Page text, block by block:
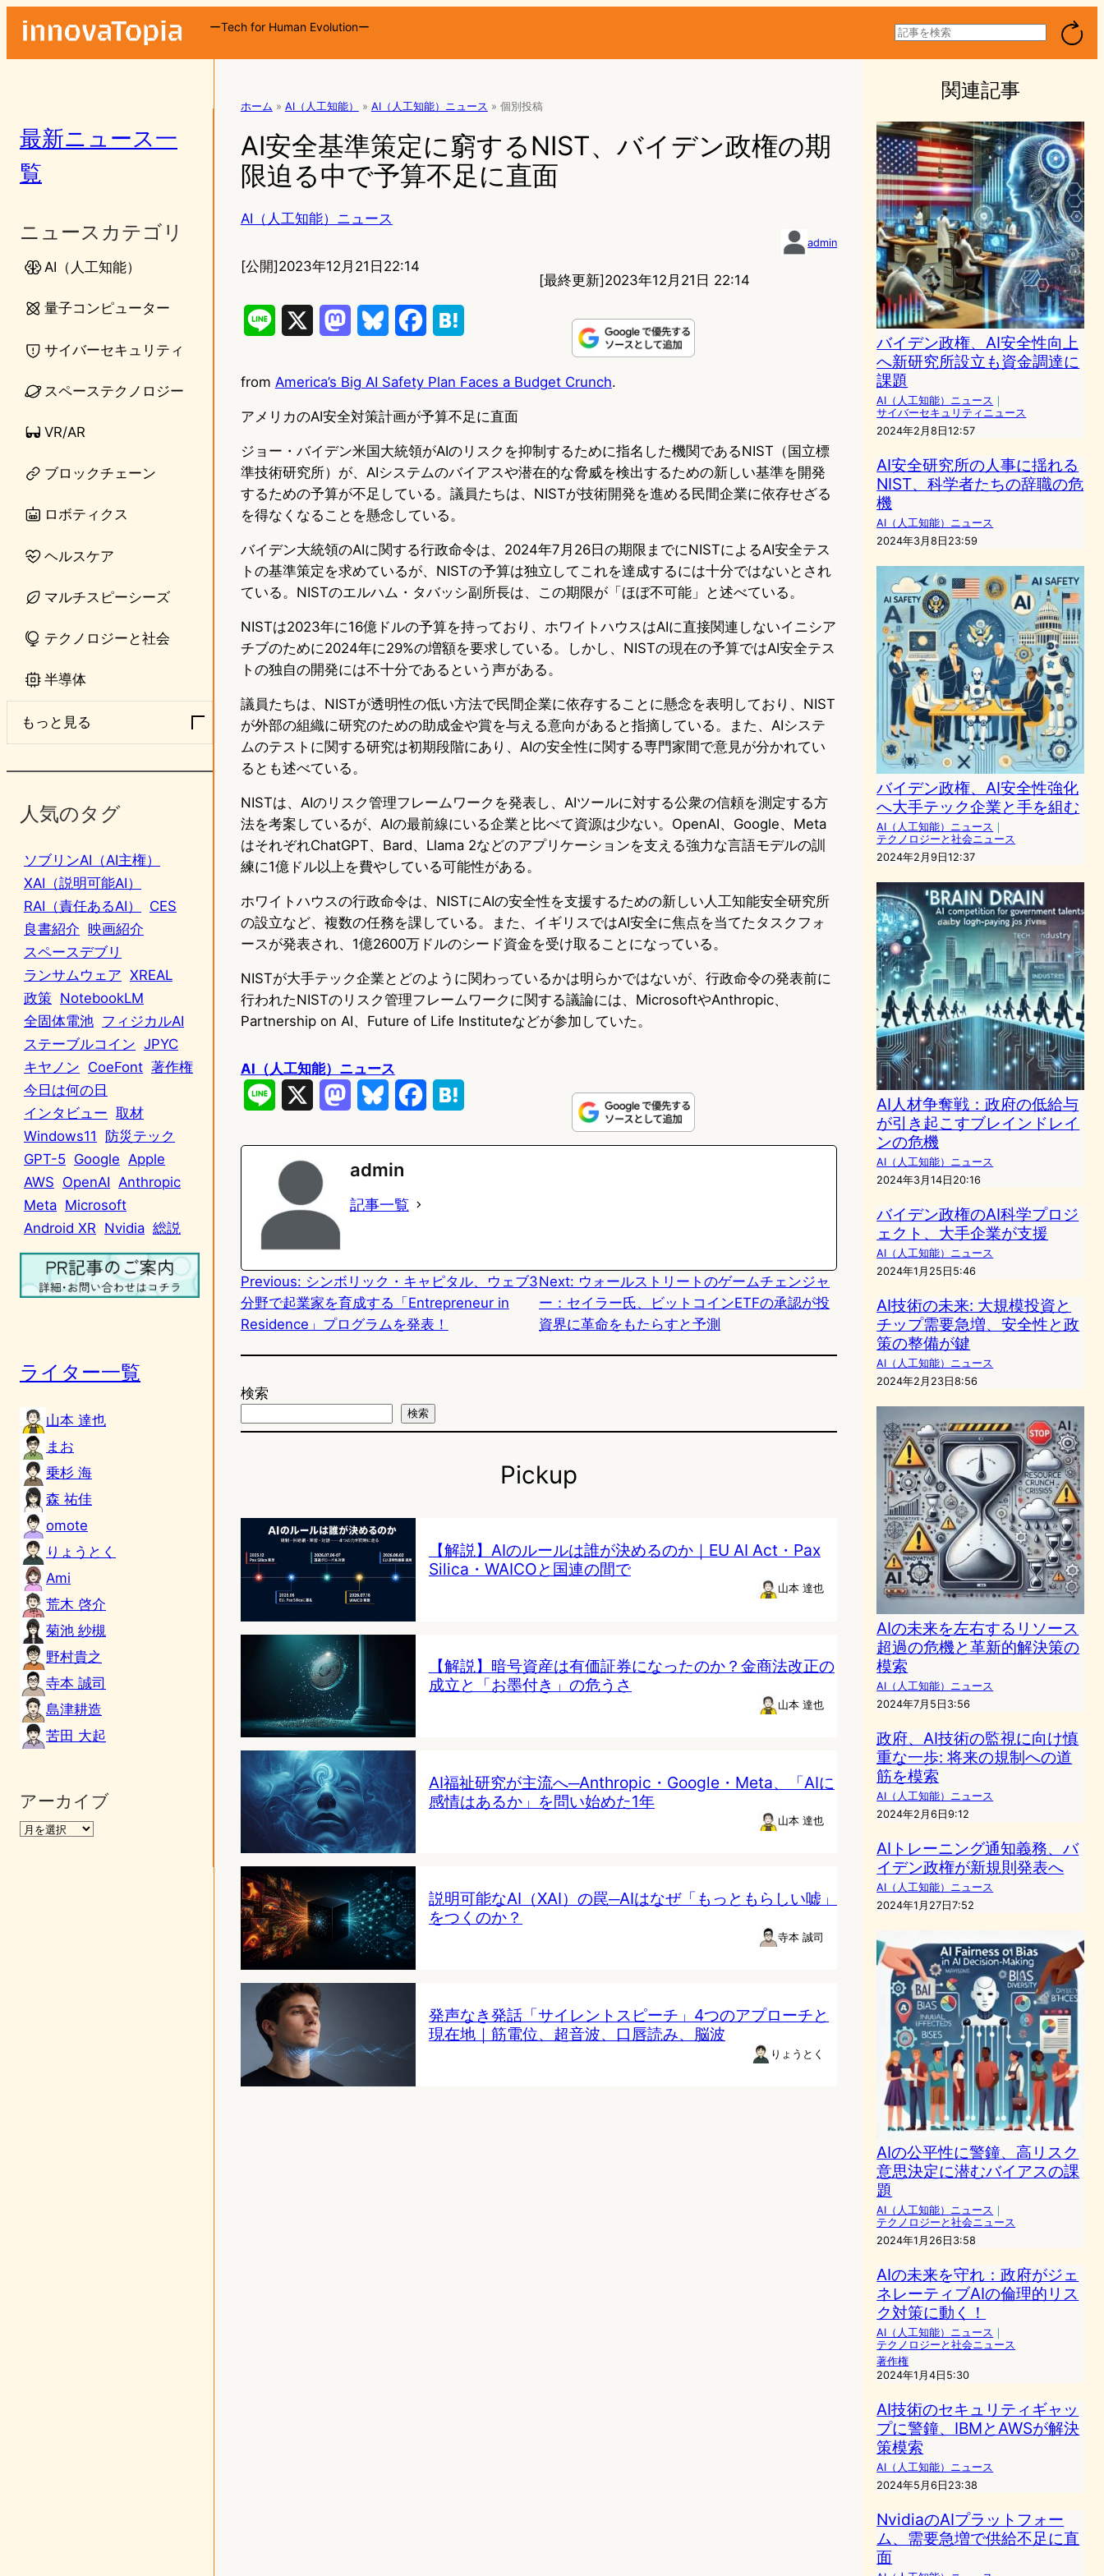
ーTech for Human Evolutionー
検
索
最新ニュース一
覧
ニュースカテゴリ
AI（人工知能）
量子コンピューター
サイバーセキュリティ
スペーステクノロジー
VR/AR
ブロックチェーン
ロボティクス
ヘルスケア
マルチスピーシーズ
テクノロジーと社会
半導体
もっと見る
人気のタグ
ソブリンAI（AI主権）
XAI（説明可能AI）
RAI（責任あるAI）
CES
良書紹介 映画紹介
スペースデブリ
ランサムウェア XREAL
政策 NotebookLM
全固体電池 フィジカルAI
ステーブルコイン JPYC
キヤノン CoeFont 著作権
今日は何の日
インタビュー 取材
Windows11
防災テック
GPT-5 Google Apple
AWS OpenAI Anthropic
Meta Microsoft
Android XR Nvidia 総説
ライター一覧
山本 達也
まお
乗杉 海
森 祐佳
omote
りょうとく
Ami
荒木 啓介
菊池 紗槻
野村貴之
寺本 誠司
島津耕造
苦田 大起
アーカイブ
ホーム » AI（人工知能） » AI（人工知能）ニュース » 個別投稿
AI安全基準策定に窮するNIST、バイデン政権の期
限迫る中で予算不足に直面
AI（人工知能）ニュース
admin
[公開]2023年12月21日22:14
[最終更新]2023年12月21日 22:14
n
e
s
t
o
d
o
u
e
s
k
y
c
e
b
o
o
t
e
n
a
from America’s Big AI Safety Plan Faces a Budget Crunch.
アメリカのAI安全対策計画が予算不足に直面
ジョー・バイデン米国大統領がAIのリスクを抑制するために指名した機関であるNIST（国立標
準技術研究所）が、AIシステムのバイアスや潜在的な脅威を検出するための新しい基準を開発
するための予算が不足している。議員たちは、NISTが技術開発を進める民間企業に依存せざる
を得なくなることを懸念している。
バイデン大統領のAIに関する行政命令は、2024年7月26日の期限までにNISTによるAI安全テス
トの基準策定を求めているが、NISTの予算は独立してこれを達成するには十分ではないとされ
ている。NISTのエルハム・タバッシ副所長は、この期限が「ほぼ不可能」と述べている。
NISTは2023年に16億ドルの予算を持っており、ホワイトハウスはAIに直接関連しないイニシア
チブのために2024年に29%の増額を要求している。しかし、NISTの現在の予算ではAI安全テス
トの独自の開発には不十分であるという声がある。
議員たちは、NISTが透明性の低い方法で民間企業に依存することに懸念を表明しており、NIST
が外部の組織に研究のための助成金や賞を与える意向があると指摘している。また、AIシステ
ムのテストに関する研究は初期段階にあり、AIの安全性に関する専門家間で意見が分かれてい
るとも述べている。
NISTは、AIのリスク管理フレームワークを発表し、AIツールに対する公衆の信頼を測定する方
法を考案しているが、AIの最前線にいる企業と比べて資源は少ない。OpenAI、Google、Meta
はそれぞれChatGPT、Bard、Llama 2などのアプリケーションを支える強力な言語モデルの訓
練に1億ドル以上を費やしている可能性がある。
ホワイトハウスの行政命令は、NISTにAIの安全性を支援するための新しい人工知能安全研究所
の設立など、複数の任務を課している。また、イギリスではAI安全に焦点を当てたタスクフォ
ースが発表され、1億2600万ドルのシード資金を受け取ることになっている。
NISTが大手テック企業とどのように関わっているかは明らかではないが、行政命令の発表前に
行われたNISTのリスク管理フレームワークに関する議論には、MicrosoftやAnthropic、
Partnership on AI、Future of Life Instituteなどが参加していた。
AI（人工知能）ニュース
e
o
n
y
o
k
admin
記事一覧
Previous: シンボリック・キャピタル、ウェブ3
分野で起業家を育成する「Entrepreneur in
Residence」プログラムを発表！
Next: ウォールストリートのゲームチェンジャ
ー：セイラー氏、ビットコインETFの承認が投
資界に革命をもたらすと予測
検索
検索
Pickup
【解説】AIのルールは誰が決めるのか｜EU AI Act・Pax
Silica・WAICOと国連の間で
山本 達也
【解説】暗号資産は有価証券になったのか？金商法改正の
成立と「お墨付き」の危うさ
山本 達也
AI福祉研究が主流へ─Anthropic・Google・Meta、「AIに
感情はあるか」を問い始めた1年
山本 達也
説明可能なAI（XAI）の罠─AIはなぜ「もっともらしい嘘」
をつくのか？
寺本 誠司
発声なき発話「サイレントスピーチ」4つのアプローチと
現在地｜筋電位、超音波、口唇読み、脳波
りょうとく
関連記事
バイデン政権、AI安全性向上
へ新研究所設立も資金調達に
課題
AI（人工知能）ニュース ｜
サイバーセキュリティニュース
2024年2月8日12:57
AI安全研究所の人事に揺れる
NIST、科学者たちの辞職の危
機
AI（人工知能）ニュース
2024年3月8日23:59
バイデン政権、AI安全性強化
へ大手テック企業と手を組む
AI（人工知能）ニュース ｜
テクノロジーと社会ニュース
2024年2月9日12:37
AI人材争奪戦：政府の低給与
が引き起こすブレインドレイ
ンの危機
AI（人工知能）ニュース
2024年3月14日20:16
バイデン政権のAI科学プロジ
ェクト、大手企業が支援
AI（人工知能）ニュース
2024年1月25日5:46
AI技術の未来: 大規模投資と
チップ需要急増、安全性と政
策の整備が鍵
AI（人工知能）ニュース
2024年2月23日8:56
AIの未来を左右するリソース
超過の危機と革新的解決策の
模索
AI（人工知能）ニュース
2024年7月5日3:56
政府、AI技術の監視に向け慎
重な一歩: 将来の規制への道
筋を模索
AI（人工知能）ニュース
2024年2月6日9:12
AIトレーニング通知義務、バ
イデン政権が新規則発表へ
AI（人工知能）ニュース
2024年1月27日7:52
AIの公平性に警鐘、高リスク
意思決定に潜むバイアスの課
題
AI（人工知能）ニュース ｜
テクノロジーと社会ニュース
2024年1月26日3:58
AIの未来を守れ：政府がジェ
ネレーティブAIの倫理的リス
ク対策に動く！
AI（人工知能）ニュース ｜
テクノロジーと社会ニュース
著作権
2024年1月4日5:30
AI技術のセキュリティギャッ
プに警鐘、IBMとAWSが解決
策模索
AI（人工知能）ニュース
2024年5月6日23:38
NvidiaのAIプラットフォー
ム、需要急増で供給不足に直
面